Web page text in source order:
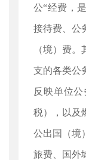
公“经费，
接待费、公
（境）费
支的各类公
反映单位
税），以及
公出国（境
旅费、国外